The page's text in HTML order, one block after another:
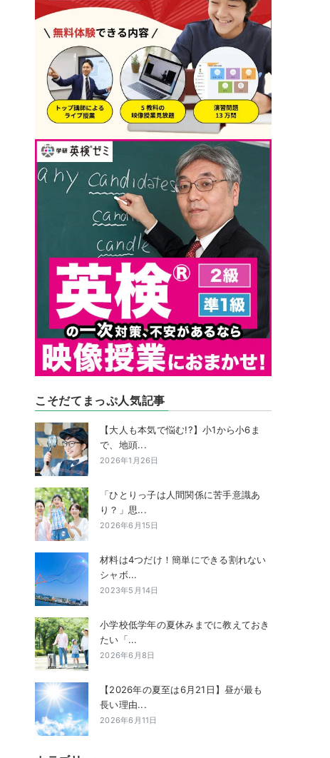
こそだてまっぷ人気記事
【大人も本気で悩む!?】小1から小6ま
で、地頭...
2026年1月26日
「ひとりっ子は人間関係に苦手意識あ
り？」思...
2026年6月15日
材料は4つだけ！簡単にできる割れない
シャボ...
2023年5月14日
小学校低学年の夏休みまでに教えておき
たい「...
2026年6月8日
【2026年の夏至は6月21日】昼が最も
長い理由...
2026年6月11日